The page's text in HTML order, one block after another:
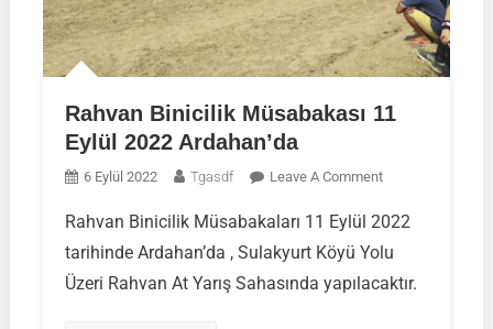
Rahvan Binicilik Müsabakası 11
Eylül 2022 Ardahan’da
6 Eylül 2022 Tgasdf Leave A CommentOn
Binicilik
Müsabakası
11
Rahvan Binicilik Müsabakaları 11 Eylül 2022
tarihinde Ardahan’da , Sulakyurt Köyü Yolu
Üzeri Rahvan At Yarış Sahasında yapılacaktır.